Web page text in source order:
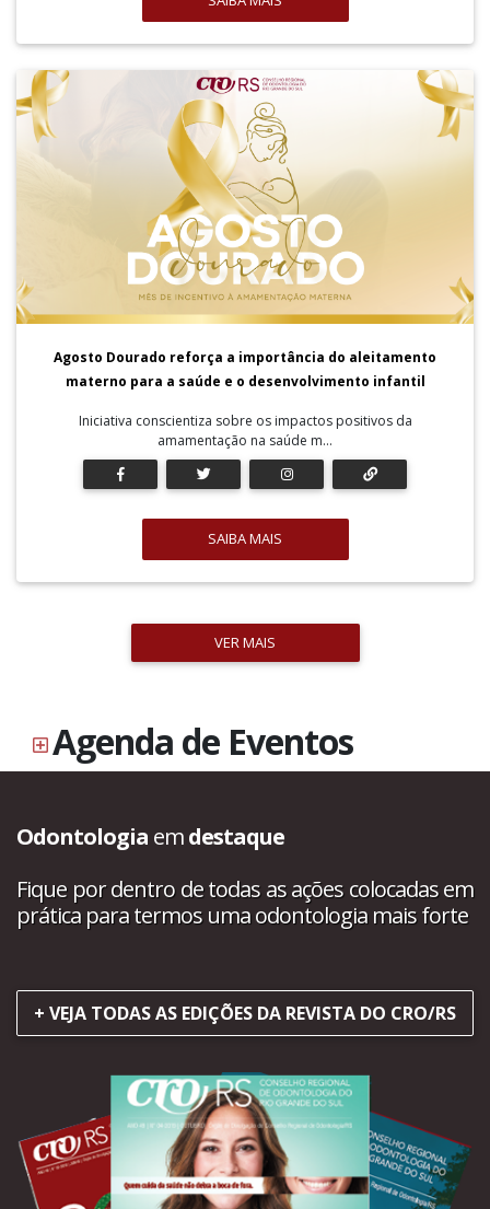
Agosto Dourado reforça a importância do aleitamento
materno para a saúde e o desenvolvimento infantil
Iniciativa conscientiza sobre os impactos positivos da
amamentação na saúde m...
SAIBA MAIS
VER MAIS
Agenda de Eventos
Odontologia emdestaque
Fique por dentro de todas as ações colocadas em
prática para termos uma odontologia mais forte
+ VEJA TODAS AS EDIÇÕES DA REVISTA DO CRO/RS